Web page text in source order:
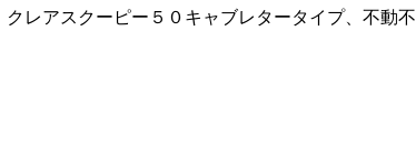
レアスクーピー５０キャブレタータイプ、不動不